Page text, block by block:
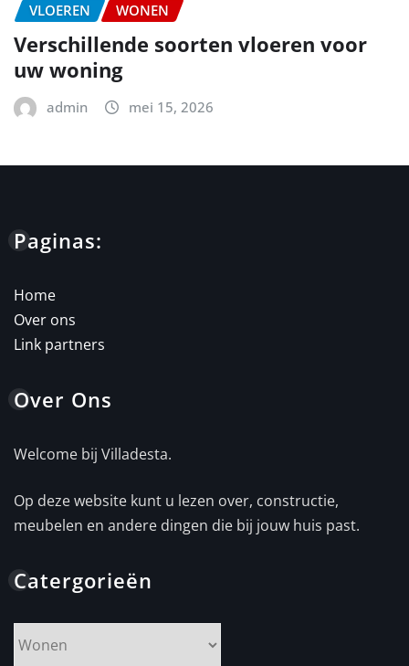
VLOEREN WONEN
Verschillende soorten vloeren voor
uw woning
admin mei 15, 2026
Paginas:
Home
Over ons
Link partners
Over Ons
Welcome bij Villadesta.
Op deze website kunt u lezen over, constructie,
meubelen en andere dingen die bij jouw huis past.
Catergorieën